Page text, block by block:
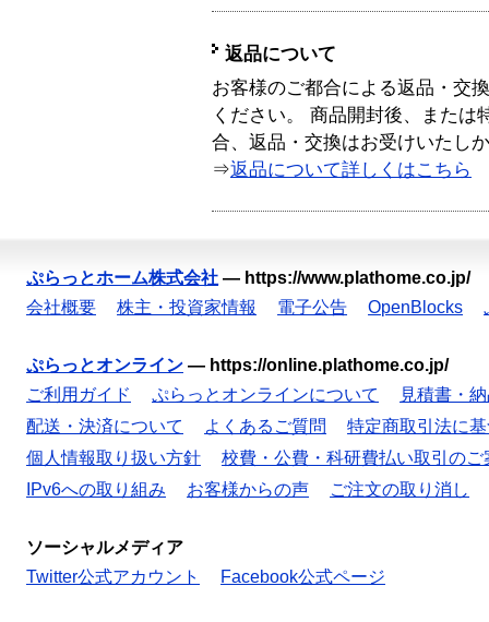
返品について
お客様のご都合による返品・交
ください。 商品開封後、または
合、返品・交換はお受けいたし
⇒返品について詳しくはこちら
ぷらっとホーム株式会社 — https://www.plathome.co.jp/
会社概要
株主・投資家情報 電子公告 OpenBlocks
ぷらっとオンライン — https://online.plathome.co.jp/
ご利用ガイド
ぷらっとオンラインについて
見積書・
配送・決済について
よくあるご質問
特定商取引法に
個人情報取り扱い方針
校費・公費・科研費払い取引のご
IPv6への取り組み
お客様からの声 ご注文の取り消し
ソーシャルメディア
Twitter公式アカウント
Facebook公式ページ